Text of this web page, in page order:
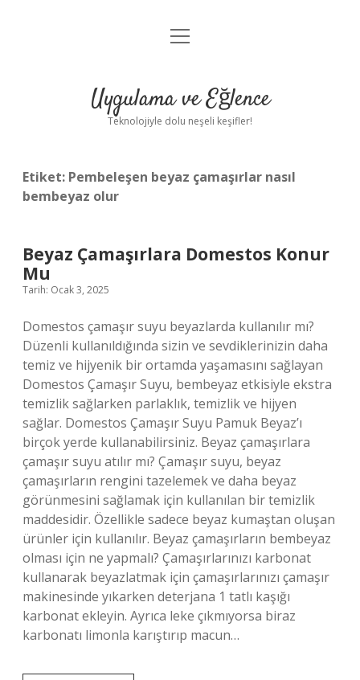
Anasayfa
Yasal Uyarı
menüyü
Uygulama ve Eğlence
Teknolojiyle dolu neşeli keşifler!
Etiket: Pembeleşen beyaz çamaşırlar nasıl
bembeyaz olur
Beyaz Çamaşırlara Domestos Konur
Mu
Tarih: Ocak 3, 2025
Domestos çamaşır suyu beyazlarda kullanılır mı?
Düzenli kullanıldığında sizin ve sevdiklerinizin daha
temiz ve hijyenik bir ortamda yaşamasını sağlayan
Domestos Çamaşır Suyu, bembeyaz etkisiyle ekstra
temizlik sağlarken parlaklık, temizlik ve hijyen
sağlar. Domestos Çamaşır Suyu Pamuk Beyaz’ı
birçok yerde kullanabilirsiniz. Beyaz çamaşırlara
çamaşır suyu atılır mı? Çamaşır suyu, beyaz
çamaşırların rengini tazelemek ve daha beyaz
görünmesini sağlamak için kullanılan bir temizlik
maddesidir. Özellikle sadece beyaz kumaştan oluşan
ürünler için kullanılır. Beyaz çamaşırların bembeyaz
olması için ne yapmalı? Çamaşırlarınızı karbonat
kullanarak beyazlatmak için çamaşırlarınızı çamaşır
makinesinde yıkarken deterjana 1 tatlı kaşığı
karbonat ekleyin. Ayrıca leke çıkmıyorsa biraz
karbonatı limonla karıştırıp macun…